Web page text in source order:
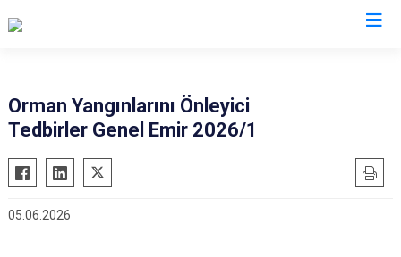
Orman Yangınlarını Önleyici
Tedbirler Genel Emir 2026/1
05.06.2026